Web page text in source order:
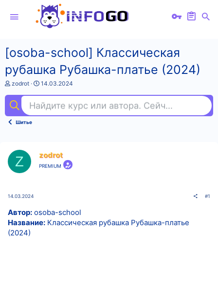
[osoba-school] Классическая
рубашка Рубашка-платье (2024)
А
т
о
т
zodrot
Д
а
н
а
14.03.2024
Найдите курс или автора. Сейчас ищут
Шитье
Z zodrot
PREMIUM
14.03.2024 #1
Автор: osoba-school
Название: Классическая рубашка Рубашка-платье
(2024)